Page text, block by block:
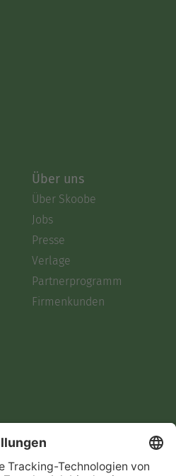
Über uns
Über Skoobe
Jobs
Presse
Verlage
Partnerprogramm
Firmenkunden